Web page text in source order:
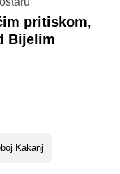
pritiskom,
Bijelim
Kakanj